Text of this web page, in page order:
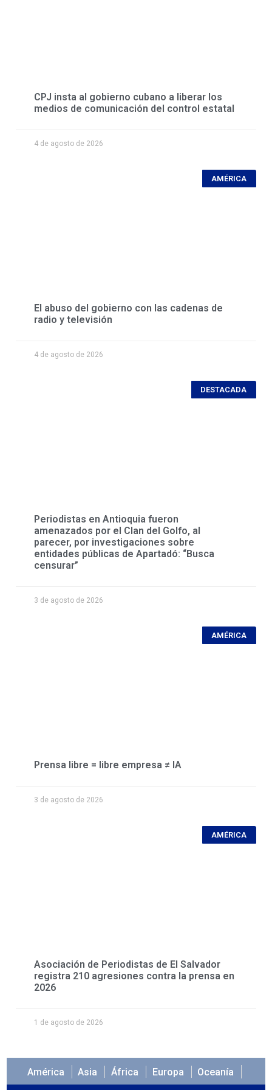
CPJ insta al gobierno cubano a liberar los
medios de comunicación del control estatal
4 de agosto de 2026
AMÉRICA
El abuso del gobierno con las cadenas de
radio y televisión
4 de agosto de 2026
DESTACADA
Periodistas en Antioquia fueron
amenazados por el Clan del Golfo, al
parecer, por investigaciones sobre
entidades públicas de Apartadó: “Busca
censurar”
3 de agosto de 2026
AMÉRICA
Prensa libre = libre empresa ≠ IA
3 de agosto de 2026
AMÉRICA
Asociación de Periodistas de El Salvador
registra 210 agresiones contra la prensa en
2026
1 de agosto de 2026
América Asia África Europa Oceanía